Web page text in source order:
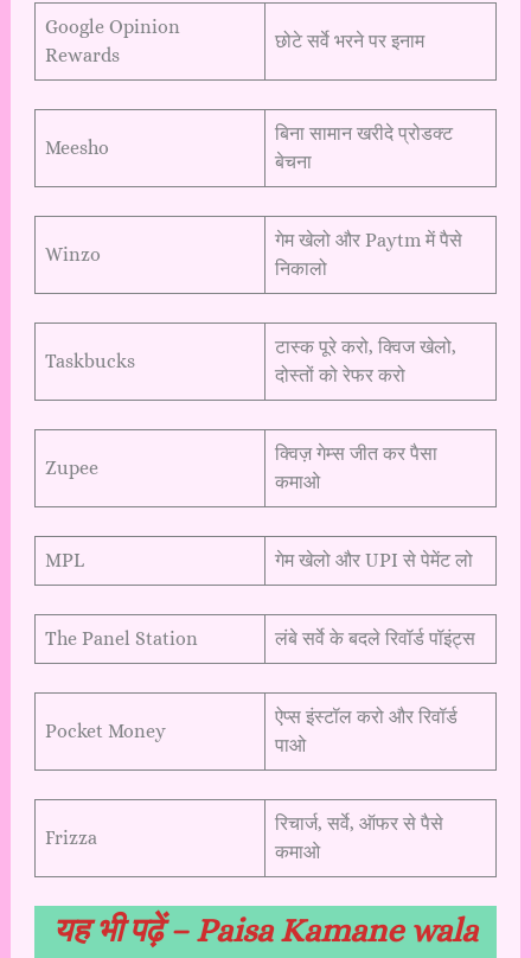
Google Opinion
Rewards
छोटे सर्वे भरने पर इनाम
Meesho
बिना सामान खरीदे प्रोडक्ट
बेचना
Winzo
गेम खेलो और Paytm में पैसे
निकालो
Taskbucks
टास्क पूरे करो, क्विज खेलो,
दोस्तों को रेफर करो
Zupee
क्विज़ गेम्स जीत कर पैसा
कमाओ
MPL गेम खेलो और UPI से पेमेंट लो
The Panel Station लंबे सर्वे के बदले रिवॉर्ड पॉइंट्स
Pocket Money
ऐप्स इंस्टॉल करो और रिवॉर्ड
पाओ
Frizza
रिचार्ज, सर्वे, ऑफर से पैसे
कमाओ
यह भी पढ़ें –Paisa Kamane wala